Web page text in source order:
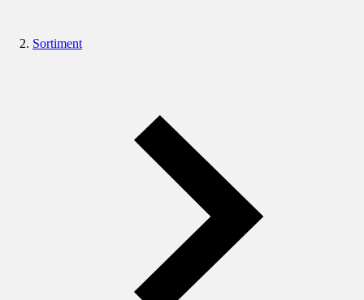
Sortiment